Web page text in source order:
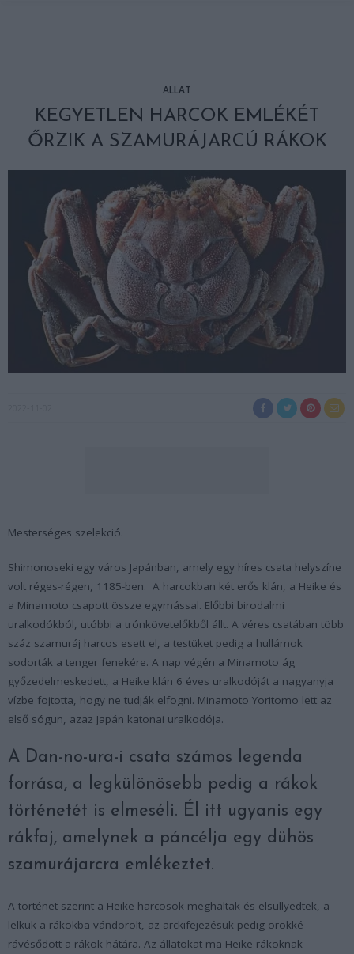
ÁLLAT
KEGYETLEN HARCOK EMLÉKÉT
ŐRZIK A SZAMURÁJARCÚ RÁKOK
Mesterséges szelekció.
Shimonoseki egy város Japánban, amely egy híres csata helyszíne
volt réges-régen, 1185-ben. A harcokban két erős klán, a Heike és
a Minamoto csapott össze egymással. Előbbi birodalmi
uralkodókból, utóbbi a trónkövetelőkből állt. A véres csatában több
száz szamuráj harcos esett el, a testüket pedig a hullámok
sodorták a tenger fenekére. A nap végén a Minamoto ág
győzedelmeskedett, a Heike klán 6 éves uralkodóját a nagyanyja
vízbe fojtotta, hogy ne tudják elfogni. Minamoto Yoritomo lett az
első sógun, azaz Japán katonai uralkodója.
A Dan-no-ura-i csata számos legenda
forrása, a legkülönösebb pedig a rákok
történetét is elmeséli. Él itt ugyanis egy
rákfaj, amelynek a páncélja egy dühös
szamurájarcra emlékeztet.
A történet szerint a Heike harcosok meghaltak és elsüllyedtek, a
lelkük a rákokba vándorolt, az arckifejezésük pedig örökké
rávésődött a rákok hátára. Az állatokat ma Heike-rákoknak